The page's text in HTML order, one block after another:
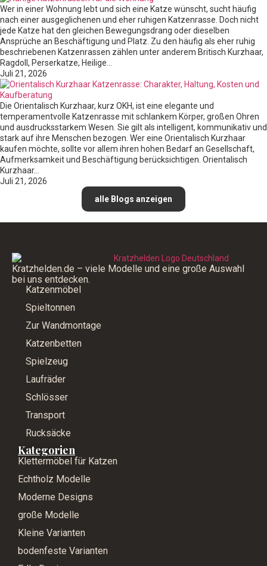
Wer in einer Wohnung lebt und sich eine Katze wünscht, sucht häufig
nach einer ausgeglichenen und eher ruhigen Katzenrasse. Doch nicht
jede Katze hat den gleichen Bewegungsdrang oder dieselben
Ansprüche an Beschäftigung und Platz. Zu den häufig als eher ruhig
beschriebenen Katzenrassen zählen unter anderem Britisch Kurzhaar,
Ragdoll, Perserkatze, Heilige…
Juli 21, 2026
Die Orientalisch Kurzhaar, kurz OKH, ist eine elegante und
temperamentvolle Katzenrasse mit schlankem Körper, großen Ohren
und ausdrucksstarkem Wesen. Sie gilt als intelligent, kommunikativ und
stark auf ihre Menschen bezogen. Wer eine Orientalisch Kurzhaar
kaufen möchte, sollte vor allem ihren hohen Bedarf an Gesellschaft,
Aufmerksamkeit und Beschäftigung berücksichtigen. Orientalisch
Kurzhaar…
Juli 21, 2026
alle Blogs anzeigen
Kratzhelden.de – viele Modelle und eine große Auswahl
bei uns entdecken.
Katzenmöbel
Spieltonnen
Zur Wandmontage
Katzenbetten
Spielzeug
Laufräder
Schlösser
Transport
Rucksäcke
Kategorien
Klettermöbel für Katzen
Echtholz Modelle
Moderne Designs
große Modelle
Kleine Varianten
bodenfeste Varianten